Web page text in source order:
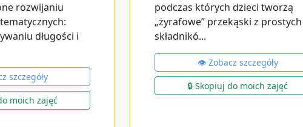
rozwijaniu
długości i
szczegóły
moich zajęć
podczas których dzieci tworzą
„żyrafowe” przekąski z prostych
składnikó...
👁️ Zobacz szczegóły
🔒 Skopiuj do moich zajęć